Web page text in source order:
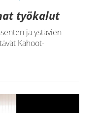
työkalut
ja ystävien
Kahoot-